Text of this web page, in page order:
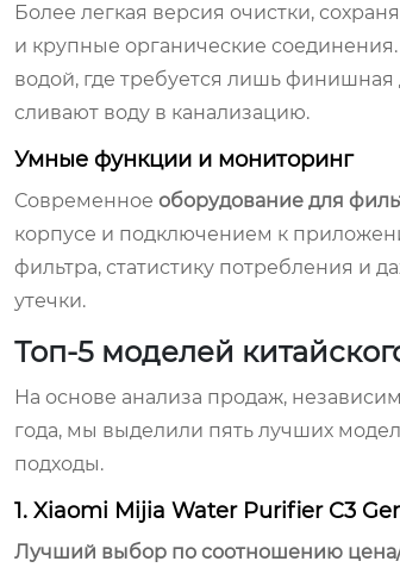
Более легкая версия очистки,
и крупные органические
водой, где требуется лишь
сливают воду в канализацию.
Умные функции и мониторинг
Современное оборудование для
корпусе и подключением к
фильтра, статистику потребления и
утечки.
Топ-5 моделей
На основе анализа продаж,
года, мы выделили пять лучших
подходы.
1. Xiaomi Mijia Water Purifier C3
Лучший выбор по соотношению цена/